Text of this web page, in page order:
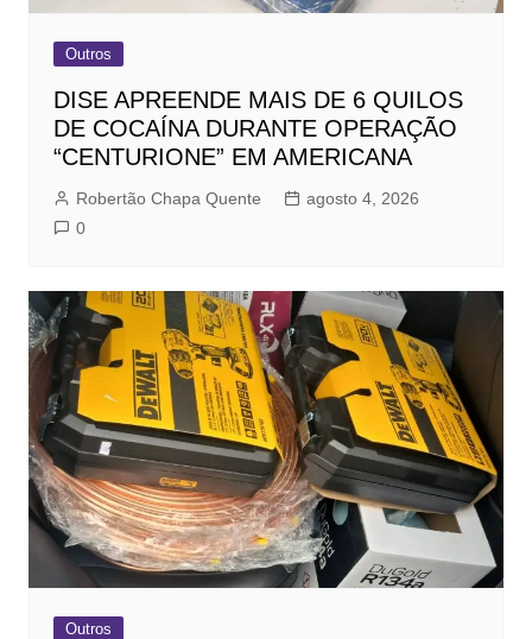
Outros
DISE APREENDE MAIS DE 6 QUILOS
DE COCAÍNA DURANTE OPERAÇÃO
“CENTURIONE” EM AMERICANA
Robertão Chapa Quente
agosto 4, 2026
0
Outros